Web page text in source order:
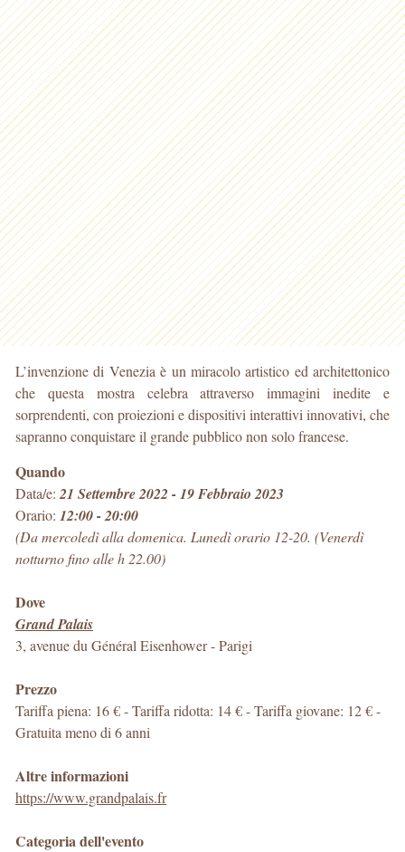
L’invenzione di Venezia è un miracolo artistico ed architettonico
che questa mostra celebra attraverso immagini inedite e
sorprendenti, con proiezioni e dispositivi interattivi innovativi, che
sapranno conquistare il grande pubblico non solo francese.
Quando
Data/e: 21 Settembre 2022 - 19 Febbraio 2023
Orario: 12:00 - 20:00
(Da mercoledì alla domenica. Lunedì orario 12-20. (Venerdì
notturno fino alle h 22.00)
Dove
Grand Palais
3, avenue du Général Eisenhower-Parigi
Prezzo
Tariffa piena: 16 € - Tariffa ridotta: 14 € - Tariffa giovane: 12 € -
Gratuita meno di 6 anni
Altre informazioni
https://www.grandpalais.fr
Categoria dell'evento